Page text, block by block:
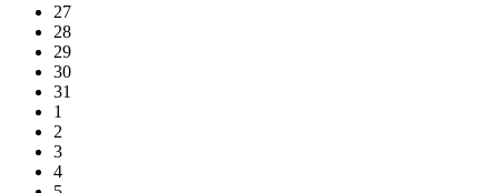
27
28
29
30
31
1
2
3
4